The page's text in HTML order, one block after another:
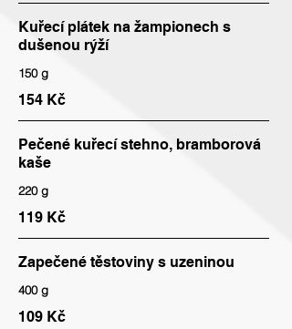
Kuřecí plátek na žampionech s
dušenou rýží
150 g
154 Kč
Pečené kuřecí stehno, bramborová
kaše
220 g
119 Kč
Zapečené těstoviny s uzeninou
400 g
109 Kč